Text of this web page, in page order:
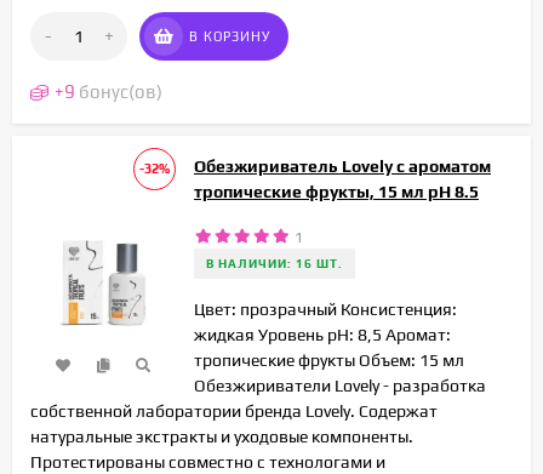
- + В КОРЗИНУ
+9 бонус(ов)
-32%
Обезжириватель Lovely с ароматом
тропические фрукты, 15 мл pH 8.5
1
В НАЛИЧИИ: 16 ШТ.
Цвет: прозрачный Консистенция:
жидкая Уровень pH: 8,5 Аромат:
тропические фрукты Объем: 15 мл
Обезжириватели Lovely - разработка
собственной лаборатории бренда Lovely. Содержат
натуральные экстракты и уходовые компоненты.
Протестированы совместно с технологами и